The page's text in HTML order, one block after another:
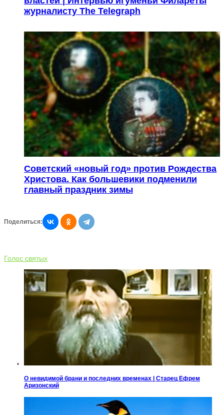
журналисту The Telegraph
Советский «новый год» против Рождества
Христова. Как большевики подменили
главный праздник зимы
Поделиться:
Голос святых
О невидимой брани и последних временах | Старец Ефрем
Аризонский